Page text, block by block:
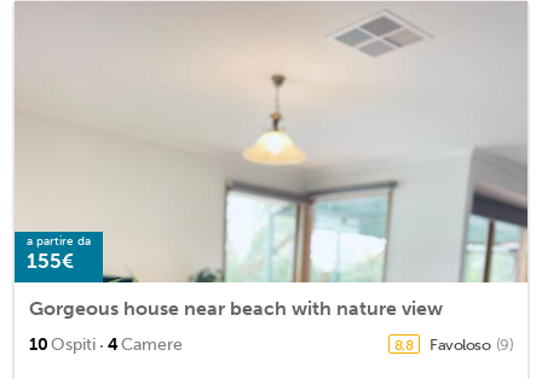
a partire da
155€
Gorgeous house near beach with nature view
10Ospiti · 4Camere 8,8 Favoloso (9)